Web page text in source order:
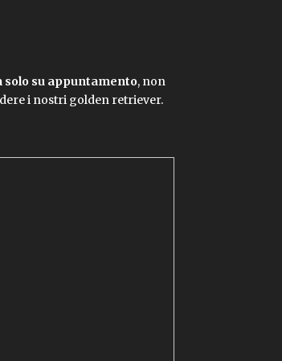
solo su appuntamento, non
i nostri golden retriever.